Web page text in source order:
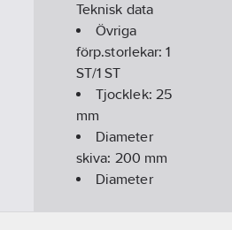
Teknisk data
Övriga
förp.storlekar:1
ST/1 ST
Tjocklek: 25
mm
Diameter
skiva: 200 mm
Diameter